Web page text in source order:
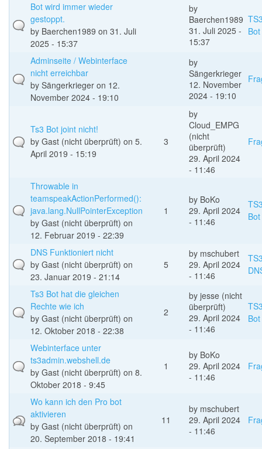
Bot wird immer wieder
gestoppt.
by Baerchen1989 on 31. Juli
2025 - 15:37
by
Baerchen1989
31. Juli 2025 -
15:37
Bot
Adminseite / Webinterface
nicht erreichbar
by Sängerkrieger on 12.
November 2024 - 19:10
by
Sängerkrieger
12. November
2024 - 19:10
Ts3 Bot joint nicht!
by Gast (nicht überprüft) on 5.
April 2019 - 15:19
3
by
Cloud_EMPG
(nicht
überprüft)
29. April 2024
- 11:46
Throwable in
teamspeakActionPerformed():
java.lang.NullPointerException
by Gast (nicht überprüft) on
12. Februar 2019 - 22:39
1
by BoKo
29. April 2024
- 11:46
Bot
DNS Funktioniert nicht
by Gast (nicht überprüft) on
23. Januar 2019 - 21:14
5
by mschubert
29. April 2024
- 11:46
Ts3 Bot hat die gleichen
Rechte wie ich
by Gast (nicht überprüft) on
12. Oktober 2018 - 22:38
2
by jesse (nicht
überprüft)
29. April 2024
- 11:46
Bot
Webinterface unter
ts3admin.webshell.de
by Gast (nicht überprüft) on 8.
Oktober 2018 - 9:45
1
by BoKo
29. April 2024
- 11:46
Wo kann ich den Pro bot
aktivieren
by Gast (nicht überprüft) on
20. September 2018 - 19:41
11
by mschubert
29. April 2024
- 11:46